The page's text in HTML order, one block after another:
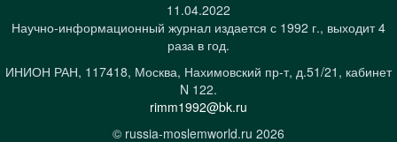
11.04.2022
Научно-информационный журнал издается с 1992 г., выходит 4
раза в год.
ИНИОН РАН, 117418, Москва, Нахимовский пр-т, д.51/21, кабинет
N 122.
rimm1992@bk.ru
© russia-moslemworld.ru 2026